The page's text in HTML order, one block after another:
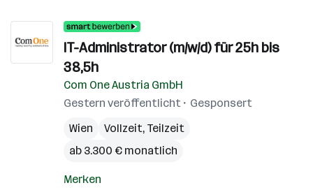
Jobs
IT-Administrator (m/w/d) für 25h bis
38,5h
Com One Austria GmbH
Gestern veröffentlicht
Gesponsert
Wien
Vollzeit, Teilzeit
ab 3.300 € monatlich
Merken